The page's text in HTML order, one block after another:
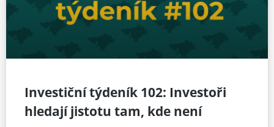
Investiční týdeník 102: Investoři
hledají jistotu tam, kde není